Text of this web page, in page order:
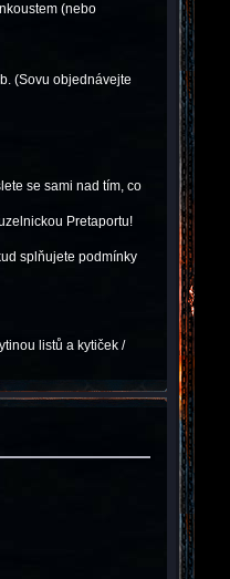
(nebo
(Sovu objednávejte
se sami nad tím, co
Pretaportu!
splňujete podmínky
listů a kytiček /